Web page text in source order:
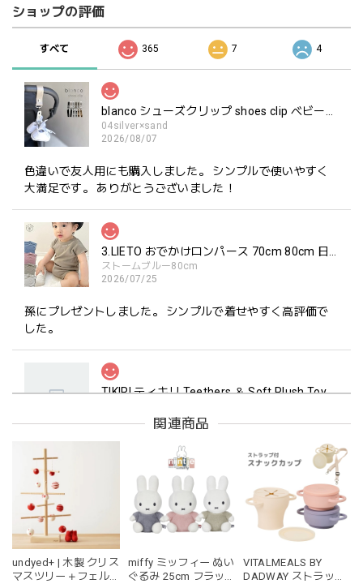
ショップの評価
すべて 365 7 4
04silver×sand
2026/08/07
色違いで友人用にも購入しました。 シンプルで使いやすく
大満足です。 ありがとうございました！
ストームブルー80cm
2026/07/25
孫にプレゼントしました。 シンプルで着せやすく高評価で
した。
TIKIRI ティキリ Teethers ＆ Soft Plush Toy Alvin ぞう 歯固め＆ぬいぐるみセット
2026/06/18
マグカップ BEANS 2 美濃焼 日本製 コーヒー豆柄
ブラウン
2026/06/17
kawaii&born | ハート型 歯固めリング シリコン
関連商品
undyed+ | 木製 クリス
マスツリー＋フェル
miffy ミッフィー ぬい
ぐるみ 25cm フラッ
VITALMEALS BY
DADWAY ストラップ